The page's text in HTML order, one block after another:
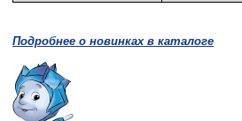
Подробнее о новинках в каталоге